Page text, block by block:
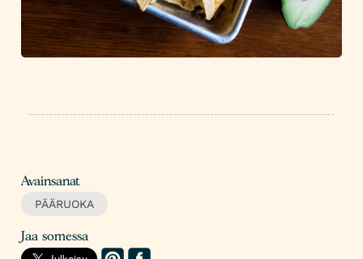
Avainsanat
PÄÄRUOKA
Jaa somessa